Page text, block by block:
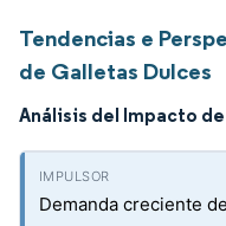
Tendencias e
de Galletas Dulces
Análisis del Impacto
Demanda creciente